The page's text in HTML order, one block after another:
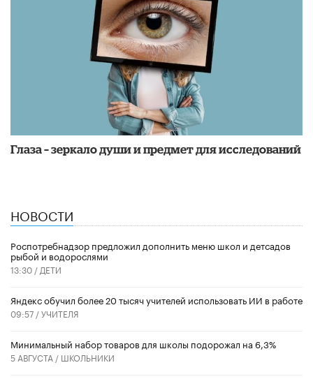
Глаза – зеркало души и предмет для исследований
НОВОСТИ
Роспотребнадзор предложил дополнить меню школ и детсадов
рыбой и водорослями
13:30 / ДЕТИ
​Яндекс обучил более 20 тысяч учителей использовать ИИ в работе
09:57 /УЧИТЕЛЯ
Минимальный набор товаров для школы подорожал на 6,3%
5 АВГУСТА / ШКОЛЬНИКИ